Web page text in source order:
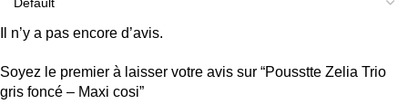
Il n’y a pas encore d’avis.
Soyez le premier à laisser votre avis sur “Pousstte Zelia Trio
gris foncé – Maxi cosi”